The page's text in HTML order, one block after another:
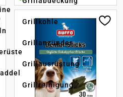
Grillkohle
Grillanzünder
Grillausrüstung
Grillreinigung